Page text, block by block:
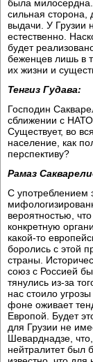
была
сильная сторона,
выдачи. У Грузии
естественно.
будет
беженцев лишь в
их жизни и
Тенгиз Гудава:
Господин
сближении с
Существует, во
население, как
перспективу?
Рамаз
С употреблением
вероятностью,
конкретную
какой-то
боролись с этой
страны.
союз с Россией
тянулись из-за
нас стоило
фоне оживает
Европой. Будет
для Грузии не
Шеварднадзе,
нейтралитет был